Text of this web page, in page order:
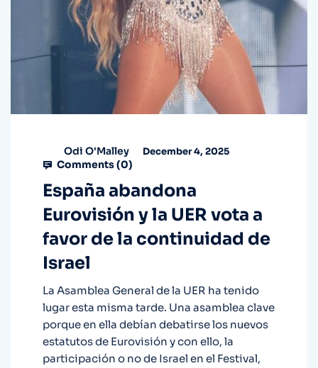
Odi O'Malley December 4, 2025
Comments (0)
España abandona
Eurovisión y la UER vota a
favor de la continuidad de
Israel
La Asamblea General de la UER ha tenido
lugar esta misma tarde. Una asamblea clave
porque en ella debían debatirse los nuevos
estatutos de Eurovisión y con ello, la
participación o no de Israel en el Festival,